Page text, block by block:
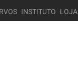
INSTITUTO LOJA